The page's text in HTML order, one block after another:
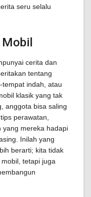
seru selalu
cerita dan
tentang
indah, atau
klasik yang tak
anggota bisa saling
perawatan,
yang mereka hadapi
Inilah yang
berarti; kita tidak
tetapi juga